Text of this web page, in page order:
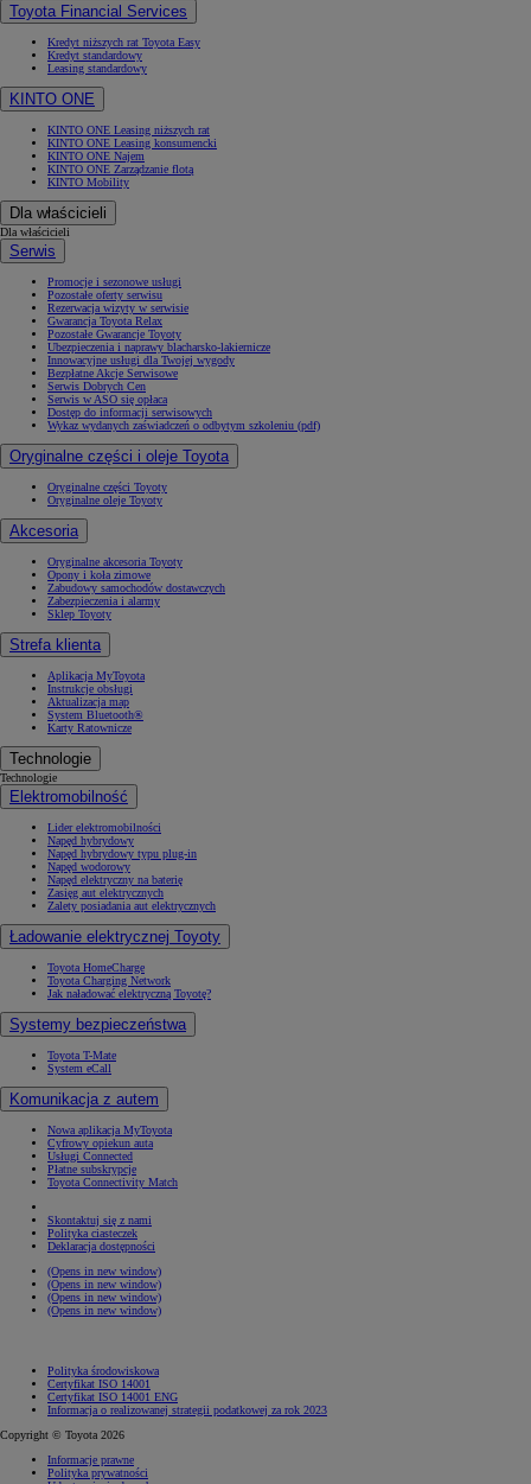
Toyota Financial Services
Kredyt niższych rat Toyota Easy
Kredyt standardowy
Leasing standardowy
KINTO ONE
KINTO ONE Leasing niższych rat
KINTO ONE Leasing konsumencki
KINTO ONE Najem
KINTO ONE Zarządzanie flotą
KINTO Mobility
Dla właścicieli
Dla właścicieli
Serwis
Promocje i sezonowe usługi
Pozostałe oferty serwisu
Rezerwacja wizyty w serwisie
Gwarancja Toyota Relax
Pozostałe Gwarancje Toyoty
Ubezpieczenia i naprawy blacharsko-lakiernicze
Innowacyjne usługi dla Twojej wygody
Bezpłatne Akcje Serwisowe
Serwis Dobrych Cen
Serwis w ASO się opłaca
Dostęp do informacji serwisowych
Wykaz wydanych zaświadczeń o odbytym szkoleniu (pdf)
Oryginalne części i oleje Toyota
Oryginalne części Toyoty
Oryginalne oleje Toyoty
Akcesoria
Oryginalne akcesoria Toyoty
Opony i koła zimowe
Zabudowy samochodów dostawczych
Zabezpieczenia i alarmy
Sklep Toyoty
Strefa klienta
Aplikacja MyToyota
Instrukcje obsługi
Aktualizacja map
System Bluetooth®
Karty Ratownicze
Technologie
Technologie
Elektromobilność
Lider elektromobilności
Napęd hybrydowy
Napęd hybrydowy typu plug-in
Napęd wodorowy
Napęd elektryczny na baterię
Zasięg aut elektrycznych
Zalety posiadania aut elektrycznych
Ładowanie elektrycznej Toyoty
Toyota HomeCharge
Toyota Charging Network
Jak naładować elektryczną Toyotę?
Systemy bezpieczeństwa
Toyota T-Mate
System eCall
Komunikacja z autem
Nowa aplikacja MyToyota
Cyfrowy opiekun auta
Usługi Connected
Płatne subskrypcje
Toyota Connectivity Match
Skontaktuj się z nami
Polityka ciasteczek
Deklaracja dostępności
(Opens in new window)
(Opens in new window)
(Opens in new window)
(Opens in new window)
Polityka środowiskowa
Certyfikat ISO 14001
Certyfikat ISO 14001 ENG
Informacja o realizowanej strategii podatkowej za rok 2023
Copyright © Toyota 2026
Informacje prawne
Polityka prywatności